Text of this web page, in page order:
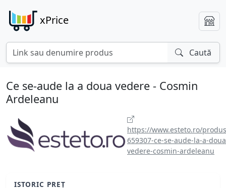
xPrice
Caută
Ce se-aude la a doua vedere - Cosmin
Ardeleanu
https://www.esteto.ro/
659307-ce-se-aude-la-a-
vedere-cosmin-ardeleanu
ISTORIC PREȚ